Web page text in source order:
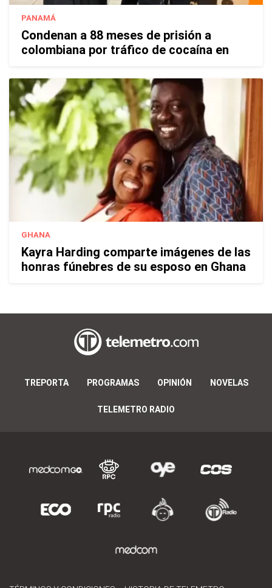
PANAMÁ
Condenan a 88 meses de prisión a
colombiana por tráfico de cocaína en
GHANA
Kayra Harding comparte imágenes de las
honras fúnebres de su esposo en Ghana
TREPORTA PROGRAMAS OPINIÓN NOVELAS
TELEMETRO RADIO